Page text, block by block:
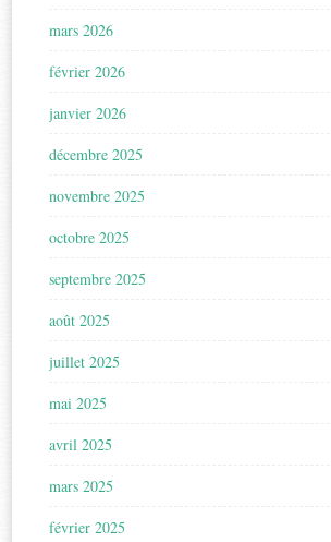
mars 2026
février 2026
janvier 2026
décembre 2025
novembre 2025
octobre 2025
septembre 2025
août 2025
juillet 2025
mai 2025
avril 2025
mars 2025
février 2025